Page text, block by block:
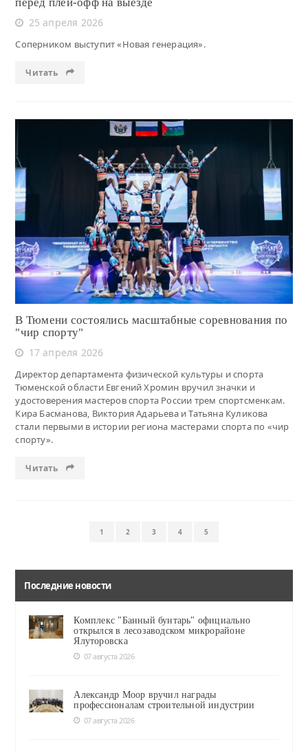
25 апреля 2026
Соперником выступит «Новая генерация».
Читать
Читать
В Тюмени состоялись масштабные соревнования по
"чир спорту"
17 апреля 2026
Директор департамента физической культуры и спорта
Тюменской области Евгений Хромин вручил значки и
удостоверения мастеров спорта России трем спортсменкам.
Кира Басманова, Виктория Адарьева и Татьяна Куликова
стали первыми в истории региона мастерами спорта по «чир
спорту».
Читать
1 2 3 4 5
Последние новости
Комплекс "Банный бунтарь" официально
открылся в лесозаводском микрорайоне
Ялуторовска
07 августа 2026
Александр Моор вручил награды
профессионалам строительной индустрии
07 августа 2026